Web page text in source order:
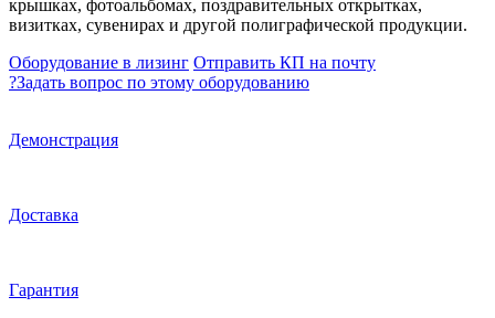
крышках, фотоальбомах, поздравительных открытках,
визитках, сувенирах и другой полиграфической продукции.
Оборудование в лизинг Отправить КП на почту
?Задать вопрос по этому оборудованию
Демонстрация
Доставка
Гарантия